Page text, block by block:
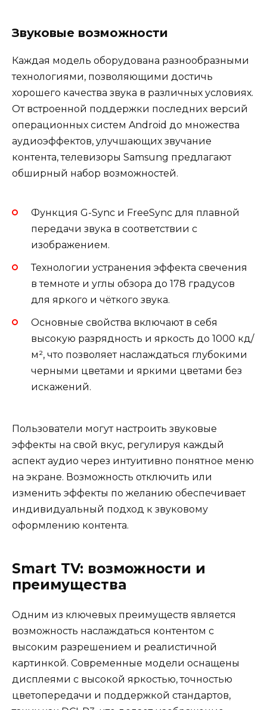
Звуковые возможности
Каждая модель оборудована разнообразными
технологиями, позволяющими достичь
хорошего качества звука в различных условиях.
От встроенной поддержки последних версий
операционных систем Android до множества
аудиоэффектов, улучшающих звучание
контента, телевизоры Samsung предлагают
обширный набор возможностей.
Функция G-Sync и FreeSync для плавной
передачи звука в соответствии с
изображением.
Технологии устранения эффекта свечения
в темноте и углы обзора до 178 градусов
для яркого и чёткого звука.
Основные свойства включают в себя
высокую разрядность и яркость до 1000 кд/
м², что позволяет наслаждаться глубокими
черными цветами и яркими цветами без
искажений.
Пользователи могут настроить звуковые
эффекты на свой вкус, регулируя каждый
аспект аудио через интуитивно понятное меню
на экране. Возможность отключить или
изменить эффекты по желанию обеспечивает
индивидуальный подход к звуковому
оформлению контента.
Smart TV: возможности и
преимущества
Одним из ключевых преимуществ является
возможность наслаждаться контентом с
высоким разрешением и реалистичной
картинкой. Современные модели оснащены
дисплеями с высокой яркостью, точностью
цветопередачи и поддержкой стандартов,